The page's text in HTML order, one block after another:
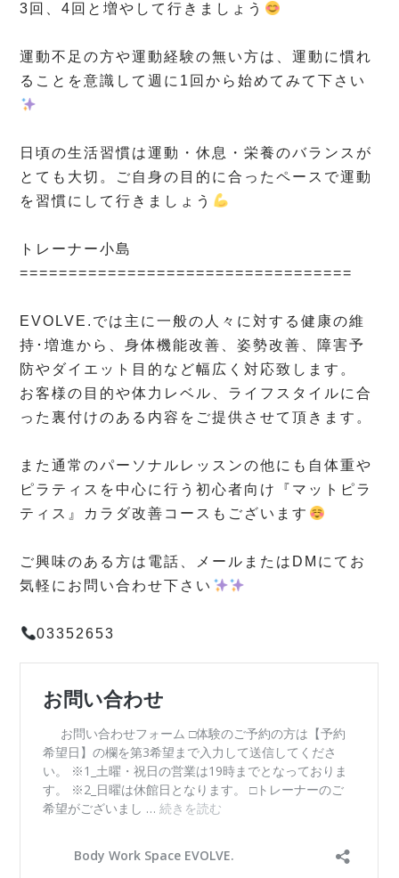
3回、4回と増やして行きましょう
運動不足の方や運動経験の無い方は、運動に慣れ
ることを意識して週に1回から始めてみて下さい
日頃の生活習慣は運動・休息・栄養のバランスが
とても大切。ご自身の目的に合ったペースで運動
を習慣にして行きましょう
トレーナー小島
==================================
EVOLVE.では主に一般の人々に対する健康の維
持･増進から、身体機能改善、姿勢改善、障害予
防やダイエット目的など幅広く対応致します。
お客様の目的や体力レベル、ライフスタイルに合
った裏付けのある内容をご提供させて頂きます。
また通常のパーソナルレッスンの他にも自体重や
ピラティスを中心に行う初心者向け『マットピラ
ティス』カラダ改善コースもございます
ご興味のある方は電話、メールまたはDMにてお
気軽にお問い合わせ下さい
03352653